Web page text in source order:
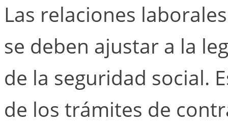
Las relaciones
se deben ajustar a la
de la seguridad social.
de los trámites de